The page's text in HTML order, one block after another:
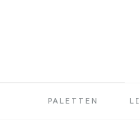
PALETTEN